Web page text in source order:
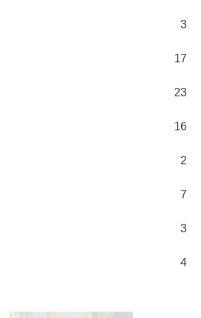
3
17
23
16
2
7
3
4